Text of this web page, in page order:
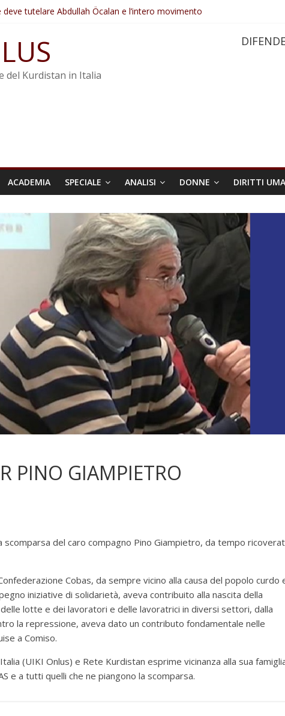
tutelare Abdullah Öcalan e l’intero movimento
Apo ostacolerebbe l’attuazione della legge
contro i crimini di guerra dell’Iran
essere trasformata in legge positiva
del Kurdistan in Italia
ACADEMIA SPECIALE ANALISI DONNE DIRITTI
PINO GIAMPIETRO
del caro compagno Pino Giampietro, da tempo
Cobas, da sempre vicino alla causa del popolo curdo
iniziative di solidarietà, aveva contribuito alla nascita della
lotte e dei lavoratori e delle lavoratrici in diversi settori, dalla
la repressione, aveva dato un contributo fondamentale nelle
a Comiso.
(UIKI Onlus) e Rete Kurdistan esprime vicinanza alla sua
e a tutti quelli che ne piangono la scomparsa.